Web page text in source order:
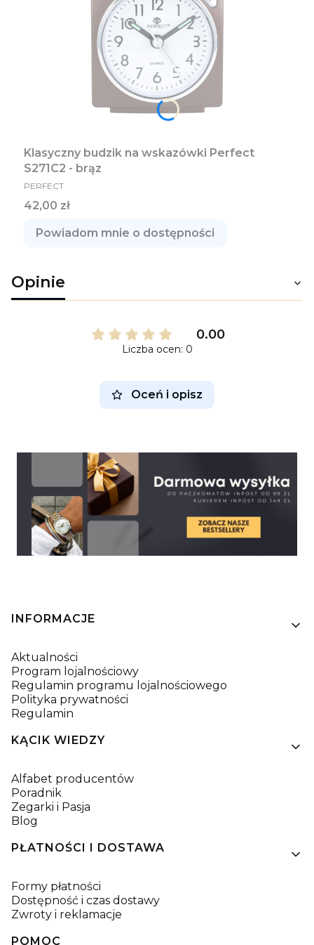
Klasyczny budzik na wskazówki Perfect
S271C2 - brąz
PRODUCENT
PERFECT
Cena
42,00 zł
Powiadom mnie o dostępności
Opinie
0.00
Liczba ocen: 0
Oceń i opisz
Linki w stopce
INFORMACJE
Aktualności
Program lojalnościowy
Regulamin programu lojalnościowego
Polityka prywatności
Regulamin
KĄCIK WIEDZY
Alfabet producentów
Poradnik
Zegarki i Pasja
Blog
PŁATNOŚCI I DOSTAWA
Formy płatności
Dostępność i czas dostawy
Zwroty i reklamacje
POMOC